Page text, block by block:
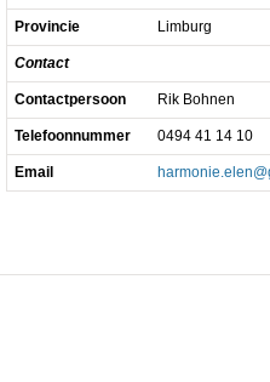
Provincie Limburg
Contact
Contactpersoon Rik Bohnen
Telefoonnummer 0494 41 14 10
Email